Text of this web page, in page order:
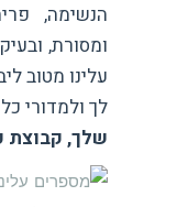
To fix it you can:
הנשימה,
ומסורת,
עלינו מטוב
לך ולמדורי
שלך, קבוצת